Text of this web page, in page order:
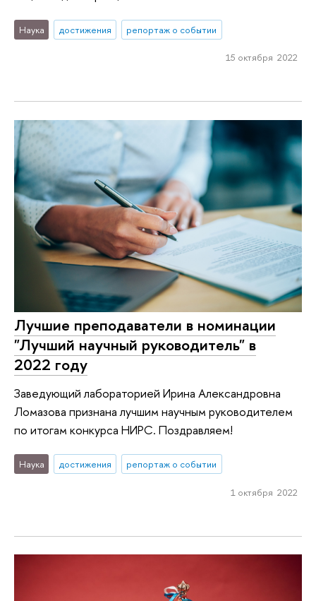
Наука достижения репортаж о событии
15 октября 2022
Лучшие преподаватели в номинации
"Лучший научный руководитель" в
2022 году
Заведующий лабораторией Ирина Александровна
Ломазова признана лучшим научным руководителем
по итогам конкурса НИРС. Поздравляем!
Наука достижения репортаж о событии
1 октября 2022